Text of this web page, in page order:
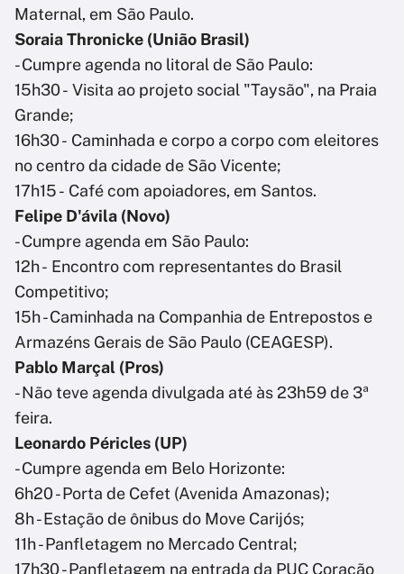
Maternal, em São Paulo.
Soraia Thronicke (União Brasil)
- Cumpre agenda no litoral de São Paulo:
15h30 - Visita ao projeto social "Taysão", na Praia
Grande;
16h30 - Caminhada e corpo a corpo com eleitores
no centro da cidade de São Vicente;
17h15 - Café com apoiadores, em Santos.
Felipe D'ávila (Novo)
- Cumpre agenda em São Paulo:
12h - Encontro com representantes do Brasil
Competitivo;
15h - Caminhada na Companhia de Entrepostos e
Armazéns Gerais de São Paulo (CEAGESP).
Pablo Marçal (Pros)
- Não teve agenda divulgada até às 23h59 de 3ª
feira.
Leonardo Péricles (UP)
- Cumpre agenda em Belo Horizonte:
6h20 - Porta de Cefet (Avenida Amazonas);
8h - Estação de ônibus do Move Carijós;
11h - Panfletagem no Mercado Central;
17h30 - Panfletagem na entrada da PUC Coração